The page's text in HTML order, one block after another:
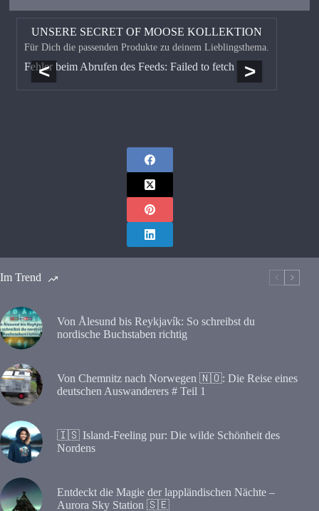
UNSERE SECRET OF MOOSE KOLLEKTION
Für Dich die passenden Produkte zu deinem Lieblingsthema.
<
Fehler beim Abrufen des Feeds: Failed to fetch >
Im Trend
Von Ålesund bis Reykjavík: So schreibst du
nordische Buchstaben richtig
Von Chemnitz nach Norwegen 🇳🇴: Die Reise eines
deutschen Auswanderers # Teil 1
🇮🇸 Island-Feeling pur: Die wilde Schönheit des
Nordens
Entdeckt die Magie der lappländischen Nächte –
Aurora Sky Station 🇸🇪